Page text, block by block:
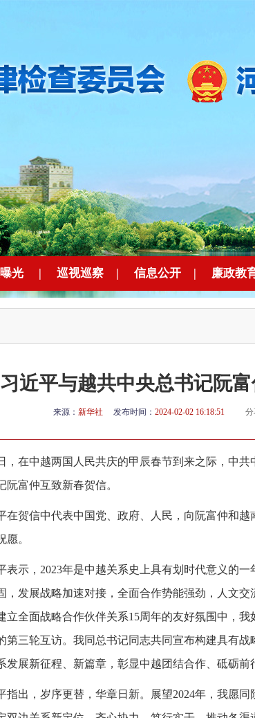
光 | 巡视巡察 | 信息公开 | 廉政教
习近平与越共中央总书记阮
来源： 新华社 发布时间： 2024-02-02 16:18:51 分
，在中越两国人民共庆的甲辰春节到来之际，中
阮富仲互致新春贺信。
在贺信中代表中国党、政府、人民，向阮富仲和
愿。
表示，2023年是中越关系史上具有划时代意义的
，发展战略加速对接，全面合作势能强劲，人文
立全面战略合作伙伴关系15周年的友好氛围中，
第三轮互访。我同总书记同志共同宣布构建具有
发展新征程、新篇章，彰显中越团结合作、砥砺前
指出，岁序更替，华章日新。展望2024年，我愿同